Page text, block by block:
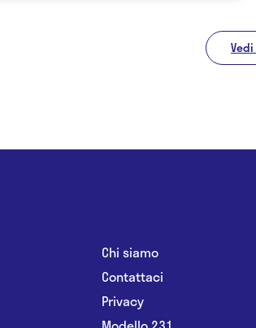
Chi siamo
Contattaci
Privacy